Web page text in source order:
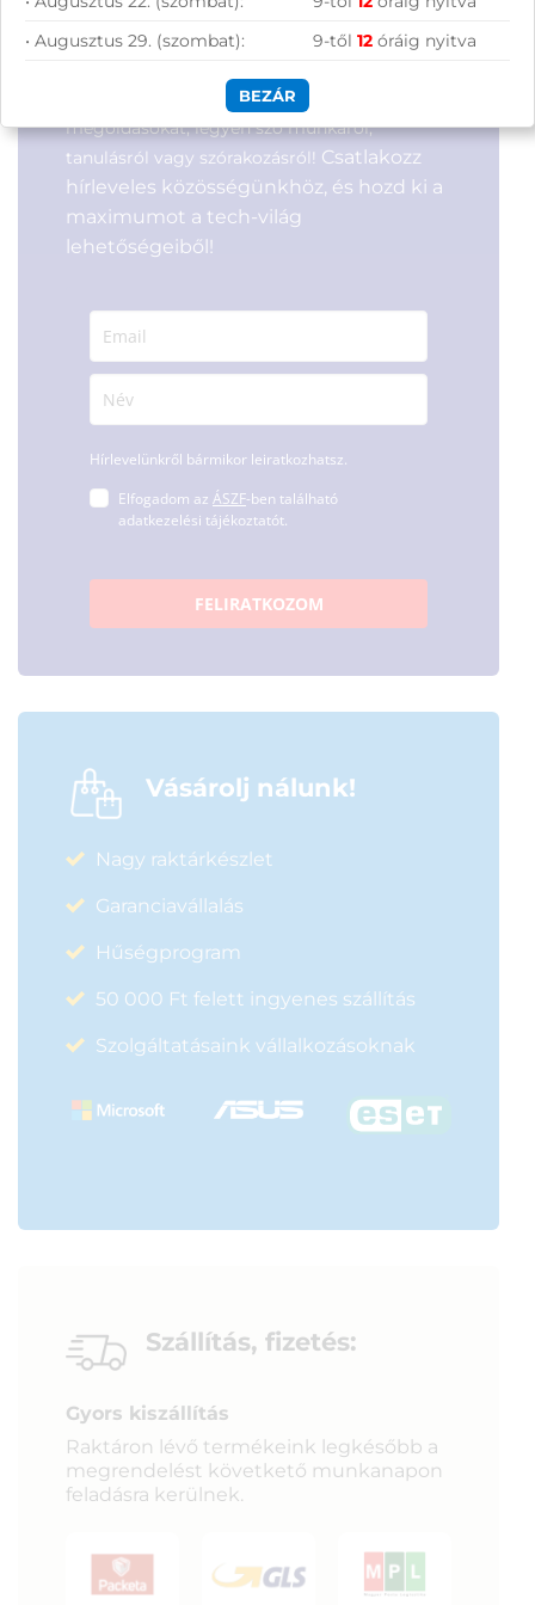
Azonosító: 54700
Hewlett Packard
Garanciaidő: 36 hónap
Feliratkozás hírlevélre
Segítünk megtalálni a számodra legjobb
megoldásokat, legyen szó munkáról,
tanulásról vagy szórakozásról! Csatlakozz
hírleveles közösségünkhöz, és hozd ki a
maximumot a tech-világ
lehetőségeiből!
Hírlevelünkről bármikor leiratkozhatsz.
Elfogadom az ÁSZF-ben található
adatkezelési tájékoztatót.
FELIRATKOZOM
Vásárolj nálunk!
Nagy raktárkészlet
Garanciavállalás
Hűségprogram
50 000 Ft felett ingyenes szállítás
Szolgáltatásaink vállalkozásoknak
Szállítás, fizetés:
Gyors kiszállítás
Raktáron lévő termékeink legkésőbb a
megrendelést követkető munkanapon
feladásra kerülnek.
• Augusztus 29. (szombat):
9-től12 óráig nyitva
BEZÁR